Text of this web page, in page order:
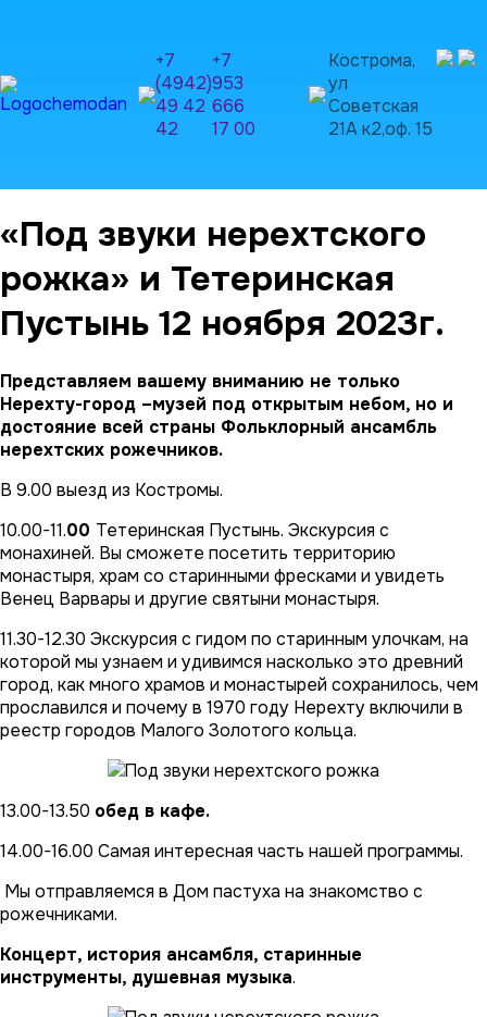
+7
(4942)
49 42
42
+7
953
666
17 00
Кострома,
ул
Советская
21А к2,оф. 15
«Под звуки нерехтского
рожка» и Тетеринская
Пустынь 12 ноября 2023г.
Представляем вашему вниманию не только
Нерехту-город –музей под открытым небом, но и
достояние всей страны Фольклорный ансамбль
нерехтских рожечников.
В 9.00 выезд из Костромы.
10.00-11.00 Тетеринская Пустынь. Экскурсия с
монахиней. Вы сможете посетить территорию
монастыря, храм со старинными фресками и увидеть
Венец Варвары и другие святыни монастыря.
11.30-12.30 Экскурсия с гидом по старинным улочкам, на
которой мы узнаем и удивимся насколько это древний
город, как много храмов и монастырей сохранилось, чем
прославился и почему в 1970 году Нерехту включили в
реестр городов Малого Золотого кольца.
13.00-13.50 обед в кафе.
14.00-16.00 Самая интересная часть нашей программы.
Мы отправляемся в Дом пастуха на знакомство с
рожечниками.
Концерт, история ансамбля, старинные
инструменты, душевная музыка.